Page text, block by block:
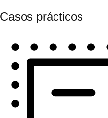
Casos prácticos